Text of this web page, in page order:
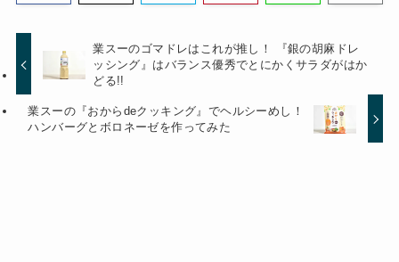
業スーのゴマドレはこれが推し！ 『銀の胡麻ドレ
ッシング』はバランス優秀でとにかくサラダがはか
どる!!
業スーの『おからdeクッキング』でヘルシーめし！
ハンバーグとボロネーゼを作ってみた